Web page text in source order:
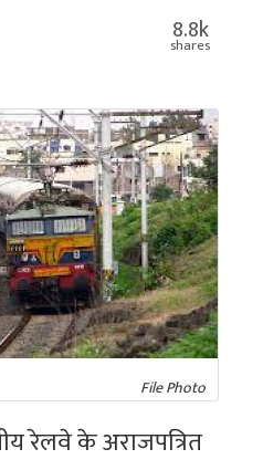
8.8k
shares
File Photo
रेलवे के अराजपत्रित